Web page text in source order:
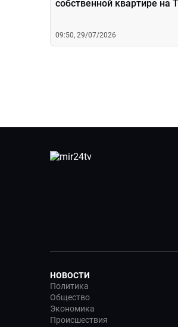
собственной квартире на
09:50, 29/07/2026
НОВОСТИ
Политика
Общество
Экономика
Происшествия